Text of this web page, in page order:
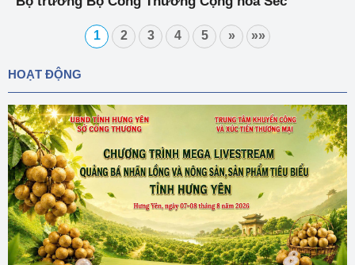
1 2 3 4 5 » »»
HOẠT ĐỘNG